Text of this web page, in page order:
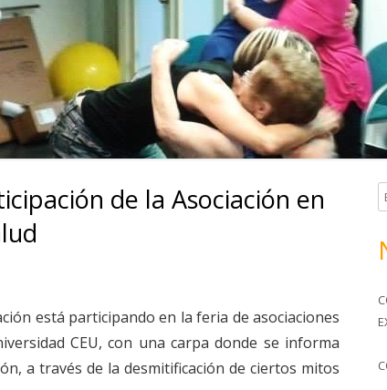
TERAPIA OCUPACIONAL
SOMOS TU FAMILIA
HORARIOS Y CUOTAS
de la Asociación en
está participando en la feria de asociaciones
CEU, con una carpa donde se informa
a través de la desmitificación de ciertos mitos
u
c
r
: